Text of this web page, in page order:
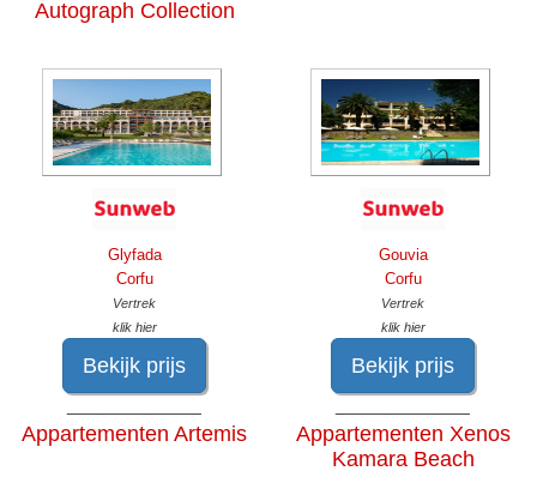
Autograph Collection
Glyfada
Corfu
Vertrek
klik hier
Bekijk prijs
Gouvia
Corfu
Vertrek
klik hier
Bekijk prijs
Appartementen Artemis
Appartementen Xenos
Kamara Beach